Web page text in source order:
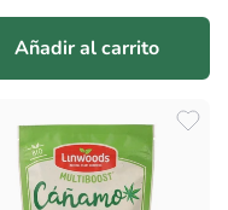
Añadir al carrito